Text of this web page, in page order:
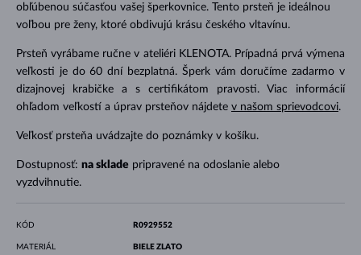
obľúbenou súčasťou vašej šperkovnice. Tento prsteň je ideálnou
voľbou pre ženy, ktoré obdivujú krásu českého vltavínu.
Prsteň vyrábame ručne v ateliéri KLENOTA. Prípadná prvá výmena
veľkosti je do 60 dní bezplatná. Šperk vám doručíme zadarmo v
dizajnovej krabičke a s certifikátom pravosti. Viac informácií
ohľadom veľkostí a úprav prsteňov nájdete v našom sprievodcovi.
Veľkosť prsteňa uvádzajte do poznámky v košíku.
Dostupnosť: na sklade pripravené na odoslanie alebo
vyzdvihnutie.
KÓD R0929552
MATERIÁL
BIELE ZLATO